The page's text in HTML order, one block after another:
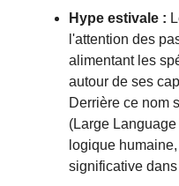
Hype estivale :
l'attention des
alimentant les
autour de ses
Derrière ce nom
(Large
logique
significative dans